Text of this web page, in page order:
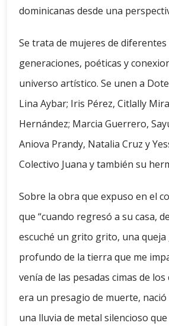
dominicanas desde una
Se trata de mujeres de
generaciones, poéticas y
universo artístico. Se unen a
Lina Aybar; Iris Pérez, Citlally
Hernández; Marcia Guerrero,
Aniova Prandy, Natalia Cruz y
Colectivo Juana y también su
Sobre la obra que expuso en el
que “cuando regresó a su casa,
escuché un grito grito, una queja
profundo de la tierra que me
venía de las pesadas cimas de
era un presagio de muerte,
una lluvia de metal silencioso